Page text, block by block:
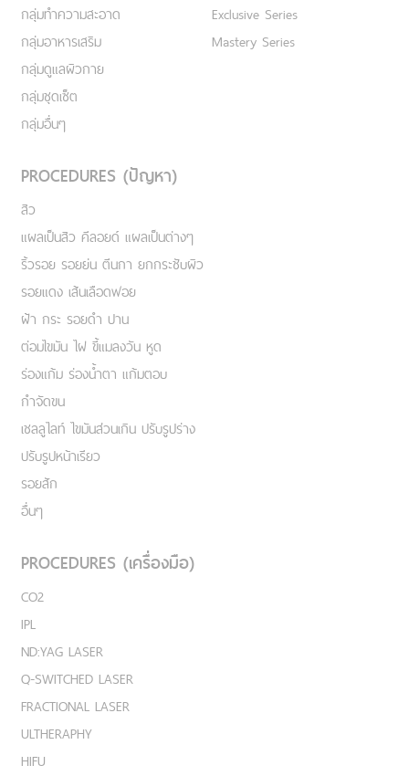
กลุ่มทำความสะอาด
กลุ่มอาหารเสริม
กลุ่มดูแลผิวกาย
กลุ่มชุดเซ็ต
กลุ่มอื่นๆ
Exclusive Series
Mastery Series
PROCEDURES (ปัญหา)
สิว
แผลเป็นสิว คีลอยด์ แผลเป็นต่างๆ
ริ้วรอย รอยย่น ตีนกา ยกกระชับผิว
รอยแดง เส้นเลือดฟอย
ฝ้า กระ รอยดำ ปาน
ต่อมไขมัน ไฝ ขี้แมลงวัน หูด
ร่องแก้ม ร่องน้ำตา แก้มตอบ
กำจัดขน
เชลลูไลท์ ไขมันส่วนเกิน ปรับรูปร่าง
ปรับรูปหน้าเรียว
รอยสัก
อื่นๆ
PROCEDURES (เครื่องมือ)
CO2
IPL
ND:YAG LASER
Q-SWITCHED LASER
FRACTIONAL LASER
ULTHERAPHY
HIFU